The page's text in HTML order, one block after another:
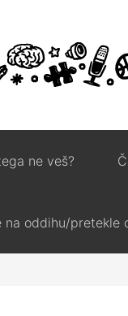
ne veš?
na oddihu/pretekle